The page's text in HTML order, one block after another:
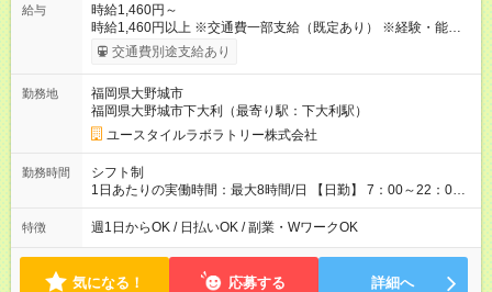
給与
時給1,460円～
時給1,460円以上 ※交通費一部支給（既定あり） ※経験・能力を
考慮して決定します 【収入例】 週1回勤務の場合：1,460円×8時
間×4回=4万6,720円 週3回勤務の場合：1,460円×8時間×12回
3,600円 【試用期間】試用期間あり 試用期間の長さ：2ヶ月
※ 雇用形態と給与に、本採用時と異なる部分があります。 雇用
形態：本採用時と同じです。 給与：時給 1,060円以上
交通費別途支給あり
勤務地
福岡県大野城市
福岡県大野城市下大利（最寄り駅：下大利駅）
ユースタイルラボラトリー株式会社
勤務時間
シフト制
1日あたりの実働時間：最大8時間/日 【日勤】 7：00～22：00
の間で4～8時間勤務（休憩時間は法定通り） ※週1日～OK ／ 1
日4時間から勤務OK ／ 夜勤なし ＊＊ 勤務時間例 ＊＊ ■7時
変動 ※曜日固定（毎週同じ曜日勤務）
特徴 週1日からOK / 日払いOK / 副業・WワークOK
気になる！ 応募する 詳細へ